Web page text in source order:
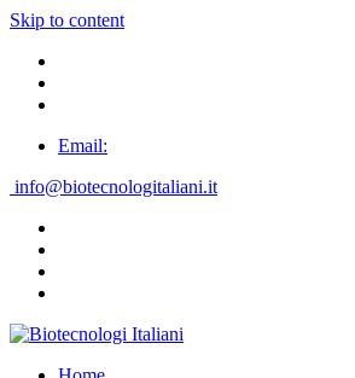
Skip to content
Email:
info@biotecnologitaliani.it